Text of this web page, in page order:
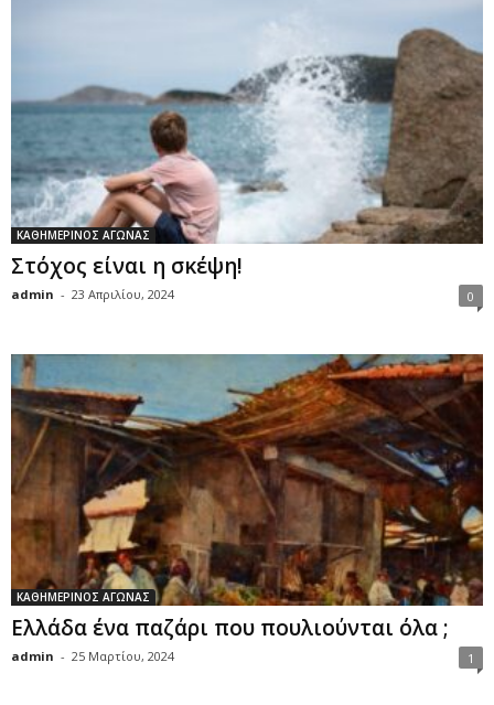
ΚΑΘΗΜΕΡΙΝΟΣ ΑΓΩΝΑΣ
Στόχος είναι η σκέψη!
admin - 23 Απριλίου, 2024 0
ΚΑΘΗΜΕΡΙΝΟΣ ΑΓΩΝΑΣ
Ελλάδα ένα παζάρι που πουλιούνται όλα ;
admin - 25 Μαρτίου, 2024 1